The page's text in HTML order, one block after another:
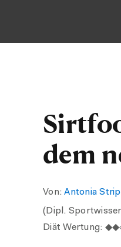
dem
Von:Antonia
(Dipl.
Diät Wertung: